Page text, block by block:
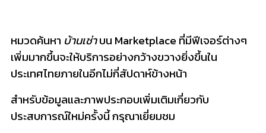
หมวดค้นหา บ้านเช่าบน Marketplace ที่มีฟีเจอร์ต่างๆ
เพิ่มมากขึ้นจะให้บริการอย่างกว้างขวางยิ่งขึ้นใน
ประเทศไทยภายในอีกไม่กี่สัปดาห์ข้างหน้า
สำหรับข้อมูลและภาพประกอบเพิ่มเติมเกี่ยวกับ
ประสบการณ์ใหม่ครั้งนี้ กรุณาเยี่ยมชม